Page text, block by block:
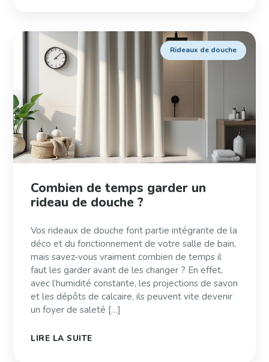
Rideaux de douche
Combien de temps garder un
rideau de douche ?
Vos rideaux de douche font partie intégrante de la
déco et du fonctionnement de votre salle de bain,
mais savez-vous vraiment combien de temps il
faut les garder avant de les changer ? En effet,
avec l’humidité constante, les projections de savon
et les dépôts de calcaire, ils peuvent vite devenir
un foyer de saleté […]
LIRE LA SUITE